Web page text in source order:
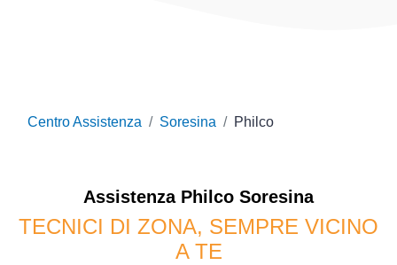
Centro Assistenza Soresina Philco
Assistenza Philco Soresina
TECNICI DI ZONA, SEMPRE VICINO
A TE